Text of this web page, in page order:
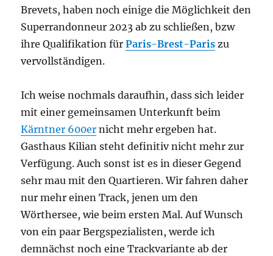
Brevets, haben noch einige die Möglichkeit den
Superrandonneur 2023 ab zu schließen, bzw
ihre Qualifikation fürParis-Brest-Paris zu
vervollständigen.
Ich weise nochmals daraufhin, dass sich leider
mit einer gemeinsamen Unterkunft beim
Kärntner 600er nicht mehr ergeben hat.
Gasthaus Kilian steht definitiv nicht mehr zur
Verfügung. Auch sonst ist es in dieser Gegend
sehr mau mit den Quartieren. Wir fahren daher
nur mehr einen Track, jenen um den
Wörthersee, wie beim ersten Mal. Auf Wunsch
von ein paar Bergspezialisten, werde ich
demnächst noch eine Trackvariante ab der